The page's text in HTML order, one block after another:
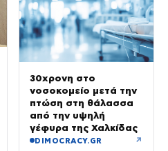
30χρονη στο
νοσοκομείο μετά την
πτώση στη θάλασσα
από την υψηλή
γέφυρα της Χαλκίδας
DIMOCRACY.GR ↗